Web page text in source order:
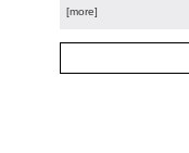
[more]